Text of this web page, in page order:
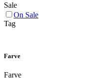
Sale
On Sale
Tag
Farve
Farve